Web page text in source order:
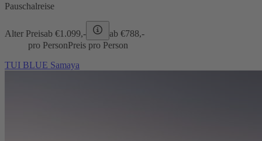
Pauschalreise
Alter Preisab €1.099,- ab €788,-
pro PersonPreis pro Person
TUI BLUE Samaya